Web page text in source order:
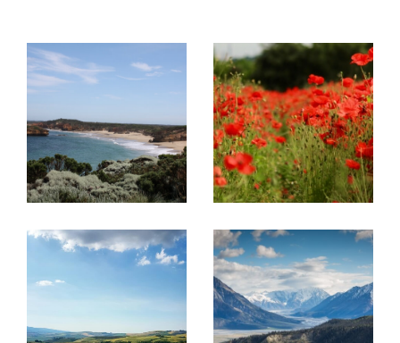
Projet immobilier en France et en
Belgique, découvrez nos
prestations !
Acheter ou vendre un bien
Ce réseau a été créé pour
aider des
propriétaires à vendre leurs biens
immobiliers à une clientèle française mais
aussi internationaleet inversement pouraider